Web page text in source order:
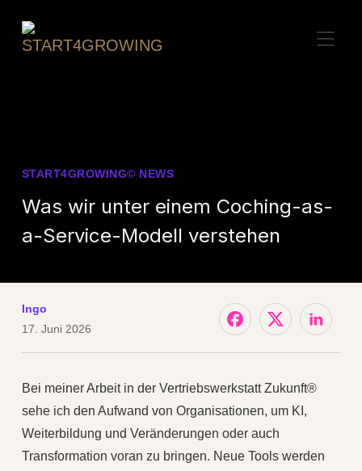
START4GROWING© NEWS
Was wir unter einem Coching-as-
a-Service-Modell verstehen
Ingo
17. Juni 2026
Bei meiner Arbeit in der Vertriebswerkstatt Zukunft®
sehe ich den Aufwand von Organisationen, um KI,
Weiterbildung und Veränderungen oder auch
Transformation voran zu bringen. Neue Tools werden